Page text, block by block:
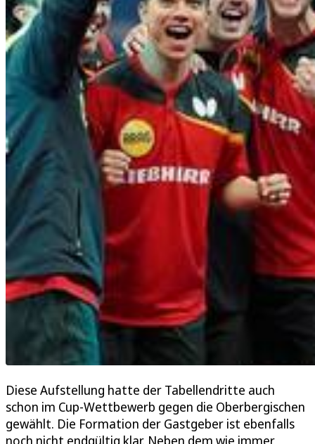
Diese Aufstellung hatte der Tabellendritte auch
schon im Cup-Wettbewerb gegen die Oberbergischen
gewählt. Die Formation der Gastgeber ist ebenfalls
noch nicht endgültig klar. Neben dem wie immer